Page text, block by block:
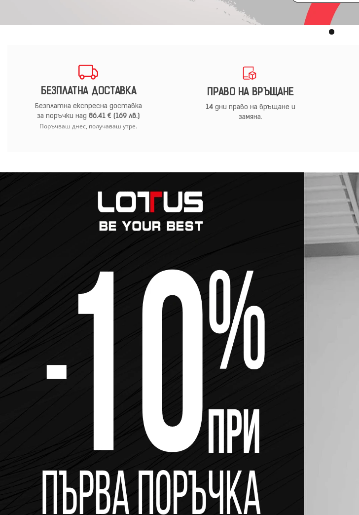
БЕЗПЛАТНА ДОСТАВКА
Безплатна експресна доставка
за поръчки над86.41 € (169 лв.)
Поръчваш днес, получаваш утре.
ПРАВО НА ВРЪЩАНЕ
14дни право на връщане и
замяна.